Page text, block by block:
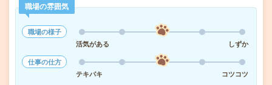
職場の雰囲気
職場の様子
活気がある
しずか
仕事の仕方
テキパキ
コツコツ